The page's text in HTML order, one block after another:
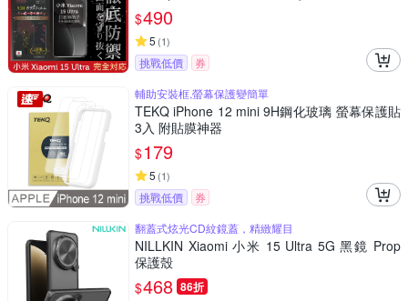
禦】
$490
5 (1)
挑戰低價
券
輔助安裝框,螢幕保護變簡單
TEKQ iPhone 12 mini 9H鋼化玻璃 螢幕保護貼
3入 附貼膜神器
$179
5 (1)
挑戰低價
券
翻蓋式炫光CD紋鏡蓋，精緻耀目
NILLKIN Xiaomi 小米 15 Ultra 5G 黑鏡 Prop
保護殼
$468 86折